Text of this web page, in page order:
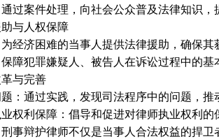
过案件处理，向社会公众普及法律知识，
与人权保障
经济困难的当事人提供法律援助，确保其
障犯罪嫌疑人、被告人在诉讼过程中的
与完善
：通过实践，发现司法程序中的问题，推
权利保障：倡导和促进对律师执业权利的
事辩护律师不仅是当事人合法权益的捍